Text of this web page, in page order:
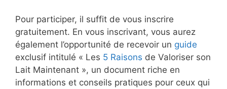
Pour participer, il suffit de vous inscrire
gratuitement. En vous inscrivant, vous aurez
également l’opportunité de recevoir un guide
exclusif intitulé « Les 5 Raisons de Valoriser son
Lait Maintenant », un document riche en
informations et conseils pratiques pour ceux qui